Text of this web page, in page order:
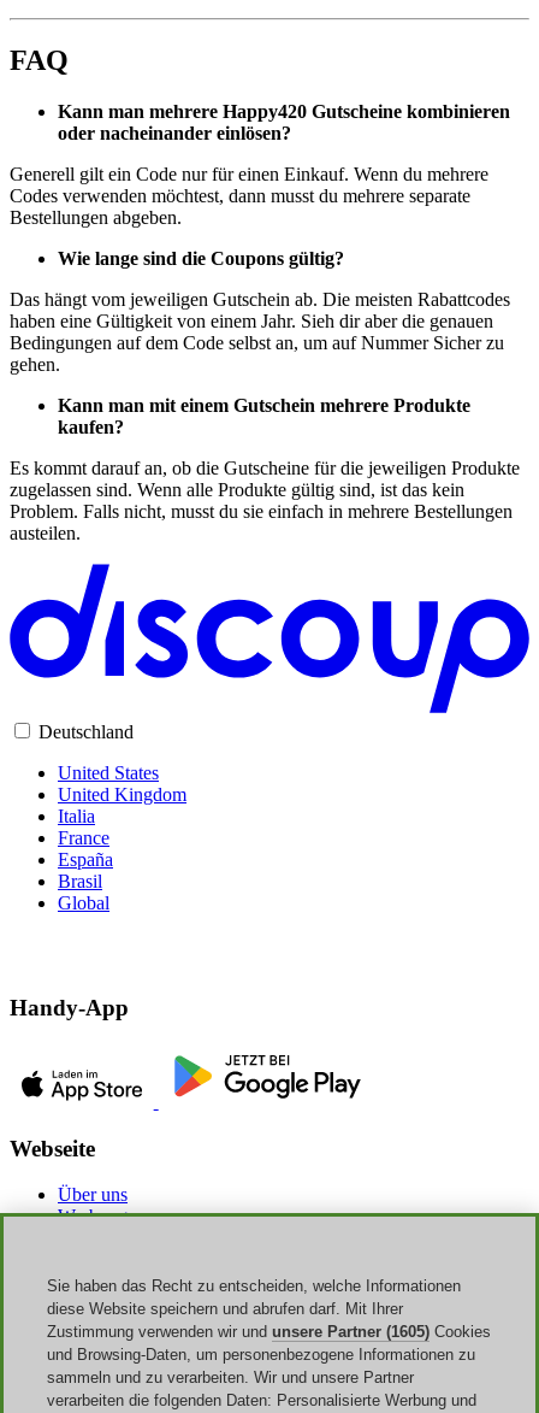
FAQ
Kann man mehrere Happy420 Gutscheine kombinieren
oder nacheinander einlösen?
Generell gilt ein Code nur für einen Einkauf. Wenn du mehrere
Codes verwenden möchtest, dann musst du mehrere separate
Bestellungen abgeben.
Wie lange sind die Coupons gültig?
Das hängt vom jeweiligen Gutschein ab. Die meisten Rabattcodes
haben eine Gültigkeit von einem Jahr. Sieh dir aber die genauen
Bedingungen auf dem Code selbst an, um auf Nummer Sicher zu
gehen.
Kann man mit einem Gutschein mehrere Produkte
kaufen?
Es kommt darauf an, ob die Gutscheine für die jeweiligen Produkte
zugelassen sind. Wenn alle Produkte gültig sind, ist das kein
Problem. Falls nicht, musst du sie einfach in mehrere Bestellungen
austeilen.
Deutschland
United States
United Kingdom
Italia
France
España
Brasil
Global
Handy-App
Webseite
Über uns
Werbung
FAQ
AGB
Impressum
Transparenz
Discoup Team
Nachrichte
Sie haben das Recht zu entscheiden, welche Informationen
diese Website speichern und abrufen darf. Mit Ihrer
Zustimmung verwenden wir und unsere Partner (1605) Cookies
und Browsing-Daten, um personenbezogene Informationen zu
sammeln und zu verarbeiten. Wir und unsere Partner
verarbeiten die folgenden Daten: Personalisierte Werbung und